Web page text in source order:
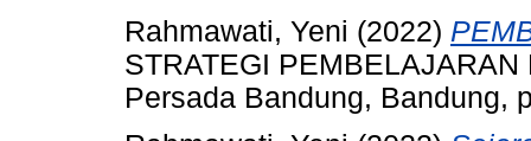
Rahmawati, Yeni (2022)
STRATEGI
Persada Bandung, Bandung,